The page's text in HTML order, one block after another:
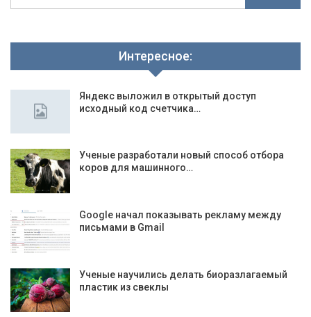
Интересное:
Яндекс выложил в открытый доступ
исходный код счетчика…
Ученые разработали новый способ отбора
коров для машинного…
Google начал показывать рекламу между
письмами в Gmail
Ученые научились делать биоразлагаемый
пластик из свеклы